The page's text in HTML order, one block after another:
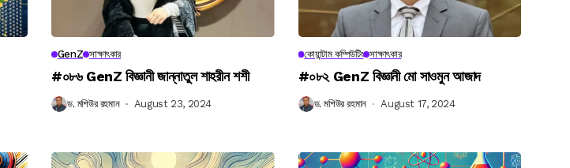
GenZ সাক্ষাৎকার
#০৮৬ GenZ বিজ্ঞানী জান্নাতুল শাহরীন শশী
ড. মশিউর রহমান August 23, 2024
কোয়ান্টাম কম্পিউটিং সাক্ষাৎকার
#০৮২ GenZ বিজ্ঞানী মো সাওমুন আজাদ
ড. মশিউর রহমান August 17, 2024